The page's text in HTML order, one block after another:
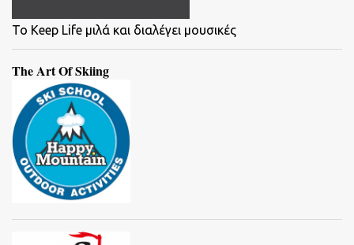
To Keep Life μιλά και διαλέγει μουσικές
The Art Of Skiing